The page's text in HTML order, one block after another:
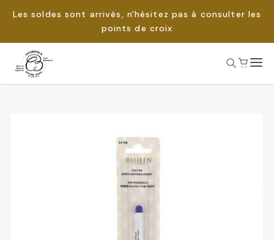
Les soldes sont arrivés, n'hésitez pas à consulter les
points de croix
Passer